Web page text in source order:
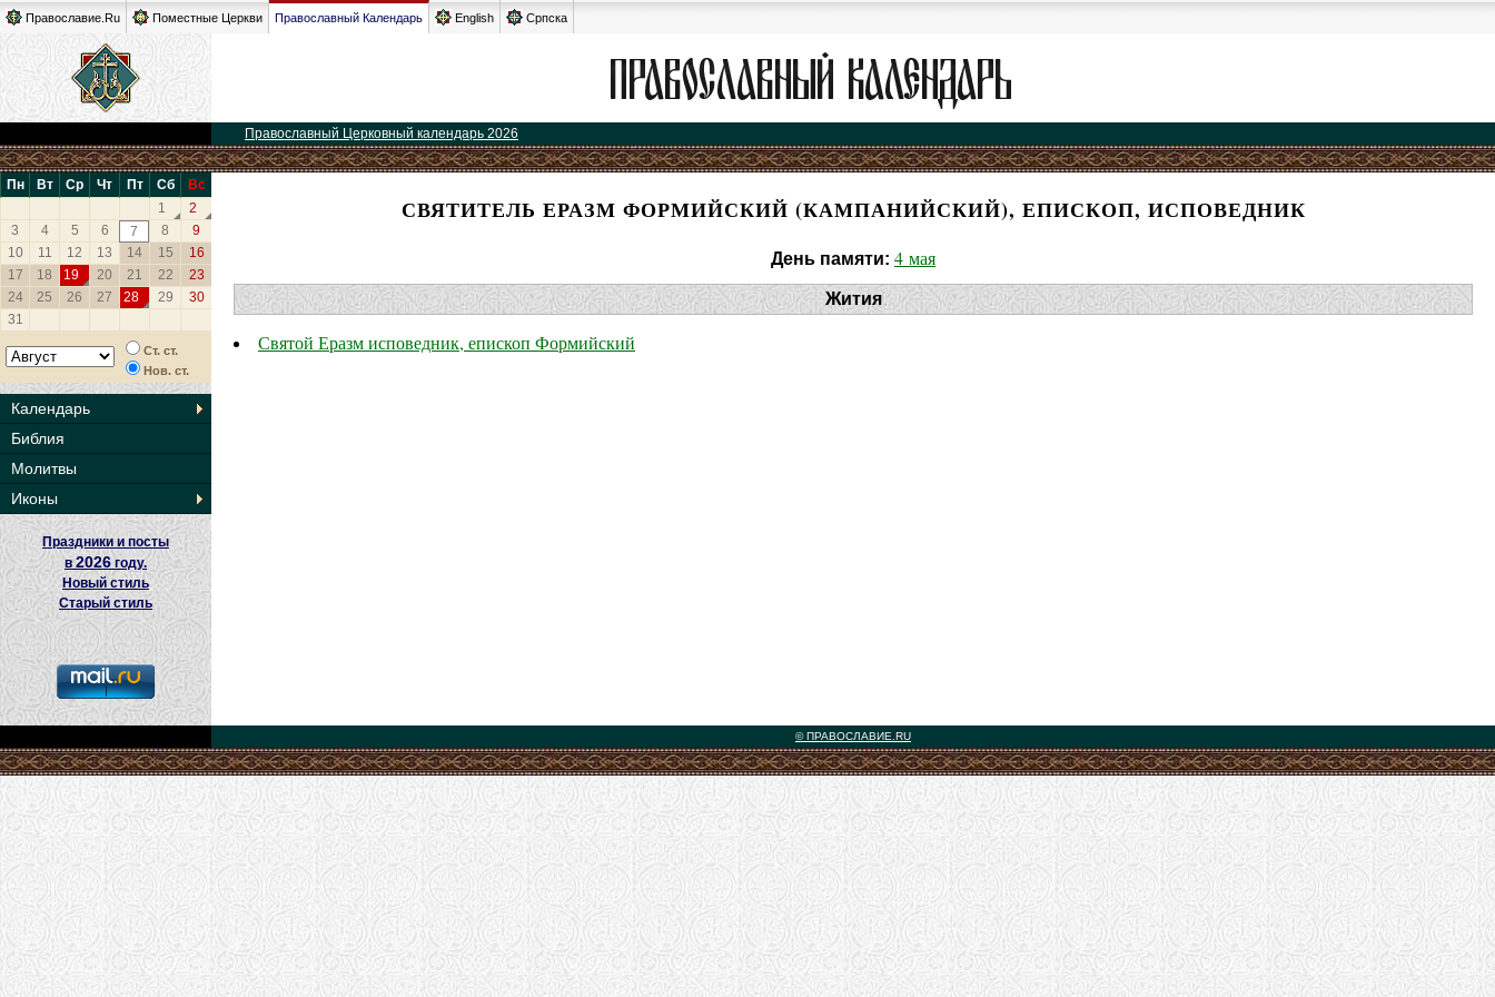
Православие.Ru Поместные Церкви Православный Календарь English Српска
Православный Церковный календарь 2026
Пн Вт Ср Чт Пт Сб
Вс
1
2
3
4 5 6 7 8
9
10
11 12 13 14 15
16
17
18 19 20 21 22
23
24
25 26 27 28 29
30
31
Ст. ст.
Нов. ст.
Календарь
Библия
Молитвы
Иконы
Праздники и посты
в2026 году.
Новый стиль
Старый стиль
СВЯТИТЕЛЬ ЕРАЗМ ФОРМИЙСКИЙ (КАМПАНИЙСКИЙ), ЕПИСКОП, ИСПОВЕДНИК
День памяти: 4 мая
Жития
Святой Еразм исповедник, епископ Формийский
© ПРАВОСЛАВИЕ.RU